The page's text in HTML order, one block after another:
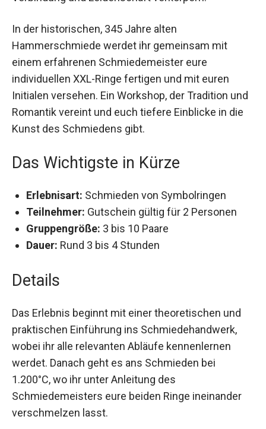
In der historischen, 345 Jahre alten
Hammerschmiede werdet ihr gemeinsam mit
einem erfahrenen Schmiedemeister eure
individuellen XXL-Ringe fertigen und mit euren
Initialen versehen. Ein Workshop, der Tradition
und Romantik vereint und euch tiefere Einblicke
in die Kunst des Schmiedens gibt.
Das Wichtigste in Kürze
Erlebnisart: Schmieden von Symbolringen
Teilnehmer:
Gutschein gültig für 2 Personen
Gruppengröße:
3 bis 10 Paare
Dauer:
Rund 3 bis 4 Stunden
Details
Das Erlebnis beginnt mit einer theoretischen und
praktischen Einführung ins Schmiedehandwerk,
wobei ihr alle relevanten Abläufe kennenlernen
werdet. Danach geht es ans Schmieden bei
1.200°C, wo ihr unter Anleitung des
Schmiedemeisters eure beiden Ringe ineinander
verschmelzen lasst.